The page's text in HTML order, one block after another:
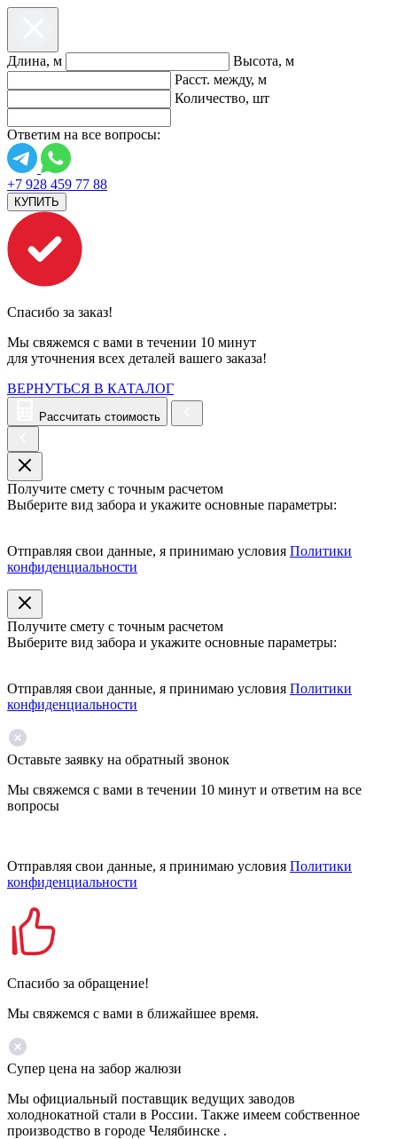
Длина, м
Высота, м
Расст. между, м
Количество, шт
Ответим на все вопросы:
+7 928 459 77 88
КУПИТЬ
Спасибо за заказ!
Мы свяжемся с вами в течении 10 минут
для уточнения всех деталей вашего заказа!
ВЕРНУТЬСЯ В КАТАЛОГ
Рассчитать стоимость
Получите смету с точным расчетом
Выберите вид забора и укажите основные параметры:
Отправляя свои данные, я принимаю условия Политики
конфиденциальности
Получите смету с точным расчетом
Выберите вид забора и укажите основные параметры:
Отправляя свои данные, я принимаю условия Политики
конфиденциальности
Оставьте заявку на обратный звонок
Мы свяжемся с вами в течении 10 минут и ответим на все
вопросы
Отправляя свои данные, я принимаю условия Политики
конфиденциальности
Спасибо за обращение!
Мы свяжемся с вами в ближайшее время.
Супер цена на забор жалюзи
Мы официальный поставщик ведущих заводов
холоднокатной стали в России. Также имеем собственное
производство в городе Челябинске .